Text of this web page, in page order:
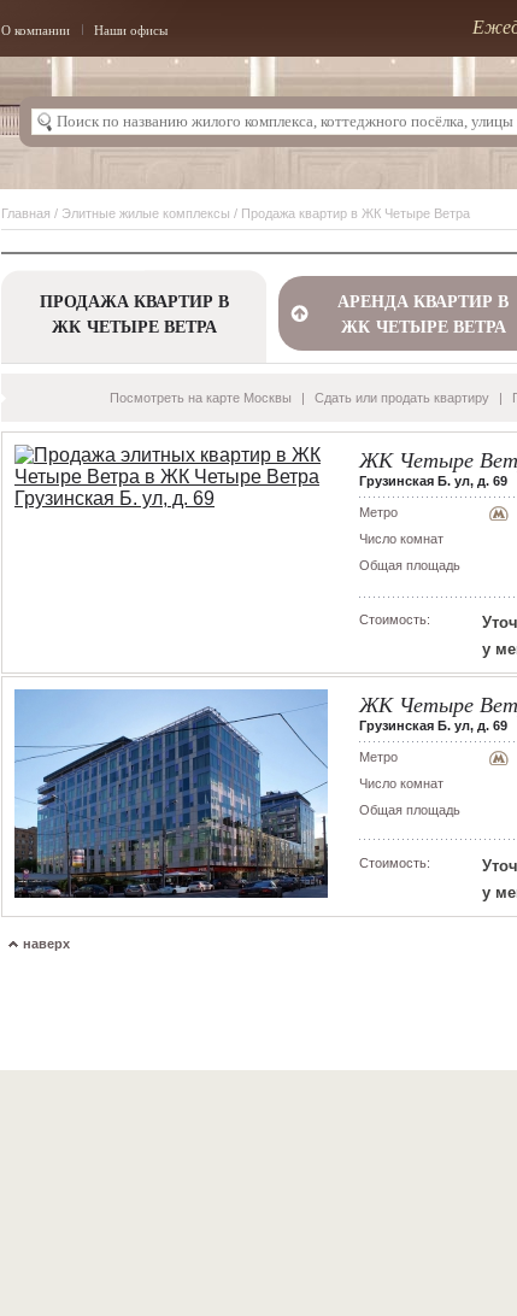
О компании Наши офисы
Главная / Элитные жилые комплексы / Продажа квартир в ЖК Четыре Ветра
ПРОДАЖА КВАРТИР В
ЖК ЧЕТЫРЕ ВЕТРА
АРЕНДА КВАРТИР В
ЖК ЧЕТЫРЕ ВЕТРА
Посмотреть на карте Москвы | Сдать или продать квартиру |
ЖК Четыре
Грузинская Б. ул, д. 69
Метро
Число комнат
Общая площадь
Стоимость:
у
ЖК Четыре
Грузинская Б. ул, д. 69
Метро
Число комнат
Общая площадь
Стоимость:
у
наверх